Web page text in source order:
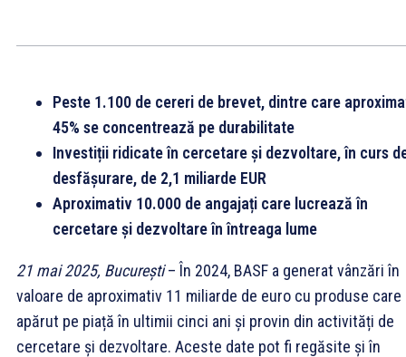
Peste 1.100 de cereri de brevet, dintre care
45% se concentrează pe durabilitate
Investiții ridicate în cercetare și dezvoltare, în curs
desfășurare, de 2,1 miliarde EUR
Aproximativ 10.000 de angajați care lucrează în
cercetare și dezvoltare în întreaga lume
21 mai 2025, București– În 2024, BASF a generat vânzări în
valoare de aproximativ 11 miliarde de euro cu produse care
apărut pe piață în ultimii cinci ani și provin din activități de
cercetare și dezvoltare. Aceste date pot fi regăsite și în